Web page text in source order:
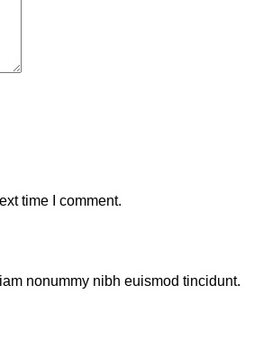
time I comment.
nonummy nibh euismod tincidunt.